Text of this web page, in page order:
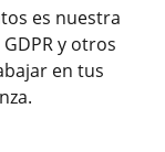
es nuestra
y otros
en tus